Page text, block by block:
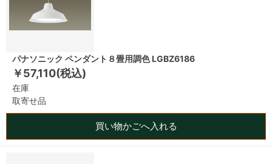
パナソニック ペンダント８畳用調色 LGBZ6186
￥57,110(税込)
在庫
取寄せ品
買い物かごへ入れる